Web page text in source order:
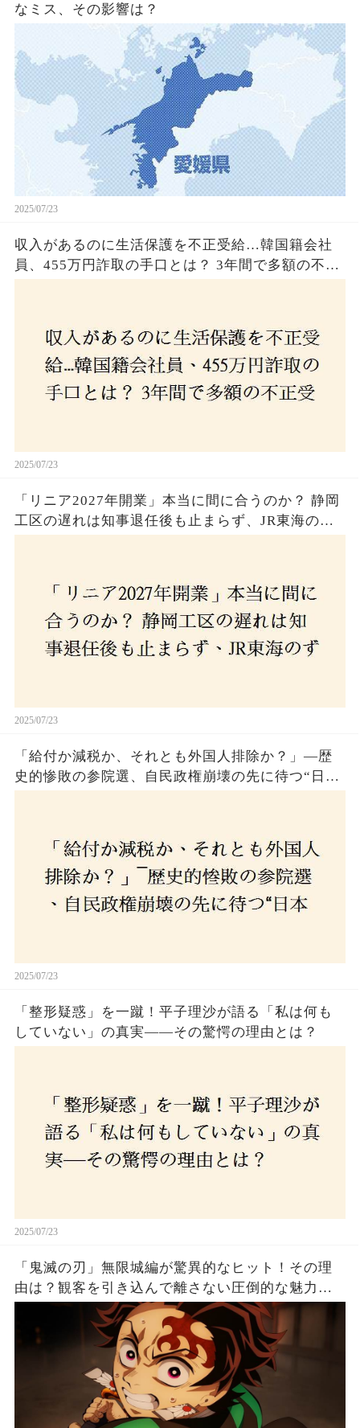
なミス、その影響は？
2025/07/23
収入があるのに生活保護を不正受給…韓国籍会社
員、455万円詐取の手口とは？ 3年間で多額の不正
2025/07/23
「リニア2027年開業」本当に間に合うのか？ 静岡
工区の遅れは知事退任後も止まらず、JR東海のず
2025/07/23
「給付か減税か、それとも外国人排除か？」―歴
史的惨敗の参院選、自民政権崩壊の先に待つ“日本
2025/07/23
「整形疑惑」を一蹴！平子理沙が語る「私は何も
していない」の真実——その驚愕の理由とは？
2025/07/23
「鬼滅の刃」無限城編が驚異的なヒット！その理
由は？観客を引き込んで離さない圧倒的な魅力と